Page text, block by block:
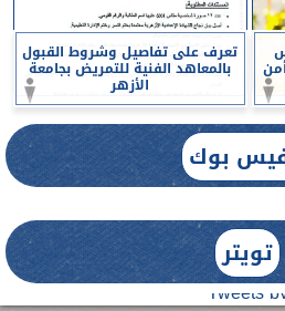
تعرف على تفاصيل وشروط القبول
بالمعاهد الفنية للتمريض بجامعة
الأزهر
بوك
تويتر
Tweets